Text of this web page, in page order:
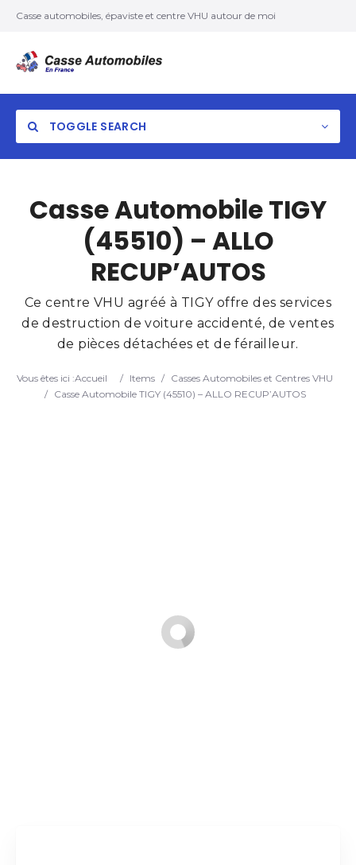
Casse automobiles, épaviste et centre VHU autour de moi
TOGGLE SEARCH
Search
Casse Automobile TIGY
(45510) – ALLO
RECUP’AUTOS
Ce centre VHU agréé à TIGY offre des services
de destruction de voiture accidenté, de ventes
de pièces détachées et de férailleur.
Vous êtes ici :Accueil / Items / Casses Automobiles et Centres VHU
/
Casse Automobile TIGY (45510) – ALLO RECUP’AUTOS